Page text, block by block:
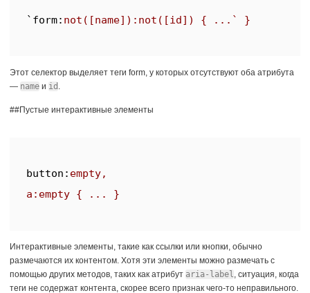
` form: not ([name]): not
Этот селектор выделяет теги form, у которых отсутствуют оба атрибута
— name и id
##Пустые интерактивные элементы
button : empty,
Интерактивные элементы, такие как ссылки или кнопки, обычно
размечаются их контентом. Хотя эти элементы можно размечать с
помощью других методов, таких как атрибут aria-label, ситуация, когда
теги не содержат контента, скорее всего признак чего-то неправильного.